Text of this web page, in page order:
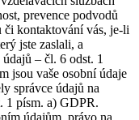
prevence podvodů
či kontaktování vás, je-li
jste zaslali, a
– čl. 6 odst. 1
jsou vaše osobní údaje
správce údajů na
1 písm. a) GDPR.
údajům, právo na